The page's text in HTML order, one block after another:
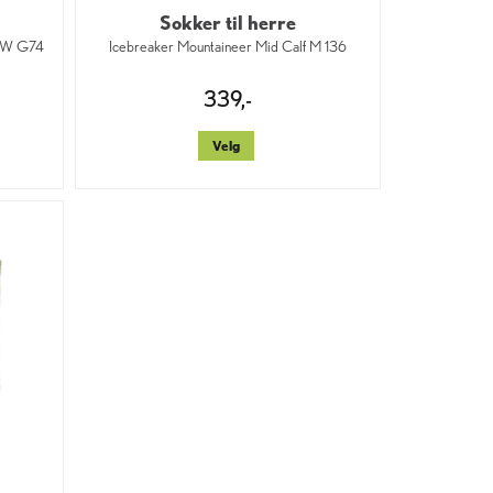
G74
Sokker til herre
Icebreaker Mountaineer Mid Calf M 136
339,-
Velg